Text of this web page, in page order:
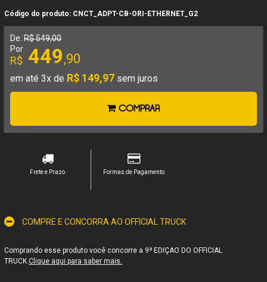
Código do produto: CNCT_ADPT-CB-ORI-ETHERNET_G2
De:R$ 549,00
Por
R$ 449,90
em até 3x de R$ 149,97 sem juros
COMPRAR
Frete e Prazo Formas de Pagamento
COMPRE E CONCORRA AO OFFICIAL TRUCK
Comprando esse produto você concorre a 9ª EDIÇAO DO OFFICIAL
TRUCK.Clique aqui para saber mais.